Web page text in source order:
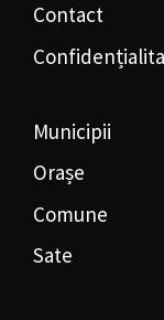
Contact
Municipii
Orașe
Comune
Sate